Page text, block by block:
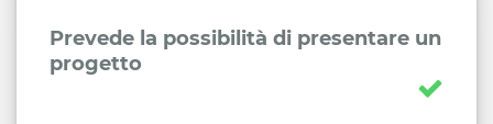
Prevede la possibilità di presentare un
progetto